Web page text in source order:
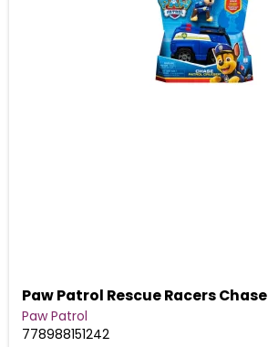
Paw Patrol Rescue Racers Chase
Paw Patrol
778988151242